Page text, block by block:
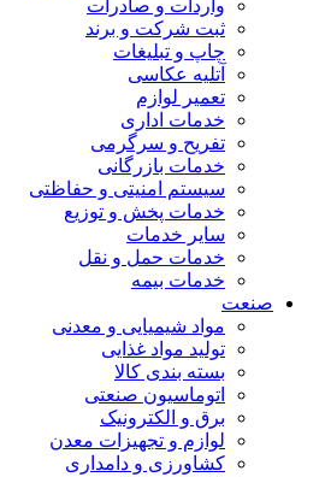
واردات و صادرات
ثبت شرکت و برند
چاپ و تبلیغات
آتلیه عکاسی
تعمیر لوازم
خدمات اداری
تفریح و سرگرمی
خدمات بازرگانی
سیستم امنیتی و حفاظتی
خدمات پخش و توزیع
سایر خدمات
خدمات حمل و نقل
خدمات بیمه
صنعت
مواد شیمیایی و معدنی
تولید مواد غذایی
بسته بندی کالا
اتوماسیون صنعتی
برق و الکترونیک
لوازم و تجهیزات معدن
کشاورزی و دامداری